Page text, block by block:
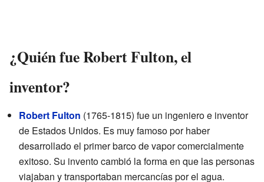
¿Quién fue Robert Fulton, el
inventor?
Robert Fulton (1765-1815) fue un ingeniero e inventor
de Estados Unidos. Es muy famoso por haber
desarrollado el primer barco de vapor comercialmente
exitoso. Su invento cambió la forma en que las personas
viajaban y transportaban mercancías por el agua.